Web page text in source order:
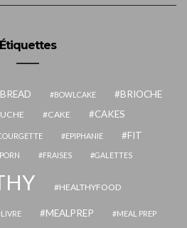
Étiquettes
BOWLCAKE
BRIOCHE
CAKE CAKES
EPIPHANIE FIT
FRAISES GALETTES
HEALTHYFOOD
LIVRE MEALPREP MEAL PREP